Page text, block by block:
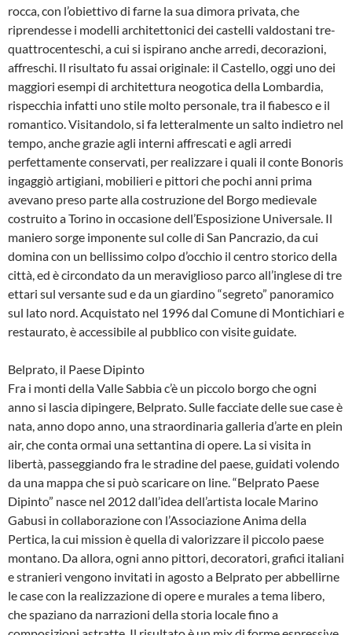
rocca, con l’obiettivo di farne la sua dimora privata, che
riprendesse i modelli architettonici dei castelli valdostani tre-
quattrocenteschi, a cui si ispirano anche arredi, decorazioni,
affreschi. Il risultato fu assai originale: il Castello, oggi uno dei
maggiori esempi di architettura neogotica della Lombardia,
rispecchia infatti uno stile molto personale, tra il fiabesco e il
romantico. Visitandolo, si fa letteralmente un salto indietro nel
tempo, anche grazie agli interni affrescati e agli arredi
perfettamente conservati, per realizzare i quali il conte Bonoris
ingaggiò artigiani, mobilieri e pittori che pochi anni prima
avevano preso parte alla costruzione del Borgo medievale
costruito a Torino in occasione dell’Esposizione Universale. Il
maniero sorge imponente sul colle di San Pancrazio, da cui
domina con un bellissimo colpo d’occhio il centro storico della
città, ed è circondato da un meraviglioso parco all’inglese di tre
ettari sul versante sud e da un giardino “segreto” panoramico
sul lato nord. Acquistato nel 1996 dal Comune di Montichiari e
restaurato, è accessibile al pubblico con visite guidate.
Belprato, il Paese Dipinto
Fra i monti della Valle Sabbia c’è un piccolo borgo che ogni
anno si lascia dipingere, Belprato. Sulle facciate delle sue case è
nata, anno dopo anno, una straordinaria galleria d’arte en plein
air, che conta ormai una settantina di opere. La si visita in
libertà, passeggiando fra le stradine del paese, guidati volendo
da una mappa che si può scaricare on line. “Belprato Paese
Dipinto” nasce nel 2012 dall’idea dell’artista locale Marino
Gabusi in collaborazione con l’Associazione Anima della
Pertica, la cui mission è quella di valorizzare il piccolo paese
montano. Da allora, ogni anno pittori, decoratori, grafici italiani
e stranieri vengono invitati in agosto a Belprato per abbellirne
le case con la realizzazione di opere e murales a tema libero,
che spaziano da narrazioni della storia locale fino a